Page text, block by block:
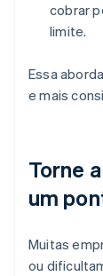
cobrar
limite.
Essa
e mais
Torne
um
Muitas
ou